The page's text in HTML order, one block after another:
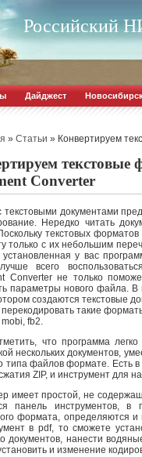
Российский
Дайджест
» Статьи » Конвертируем
Converter
текстовыми документами
Нередко читать
текстовых
только с их небольшим
у вас
всего
Converter не только
параметры нового файла.
создаются текстовые
такие
fb2.
что программа
нескольких документов,
типа файлов формате. Есть
ZIP, и инструмент для
имеет простой, не
панель инструментов,
формата, определяются
в pdf, то сможете
документов, нанести
и изменение